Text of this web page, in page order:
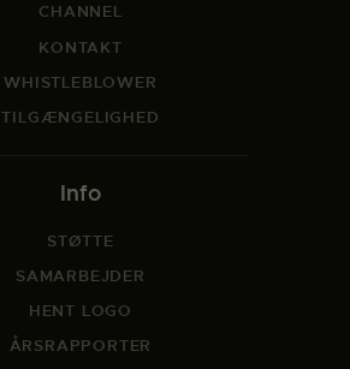
CHANNEL
KONTAKT
WHISTLEBLOWER
TILGÆNGELIGHED
Info
STØTTE
SAMARBEJDER
HENT LOGO
ÅRSRAPPORTER